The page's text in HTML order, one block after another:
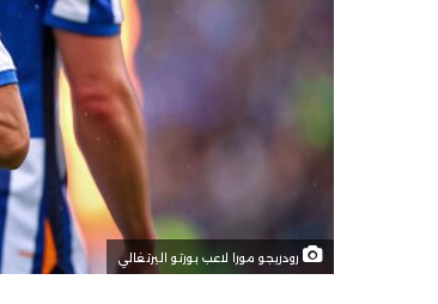
رودريجو مورا لاعب بورتو البرتغالي